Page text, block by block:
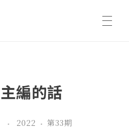
編的話
2022 第33期